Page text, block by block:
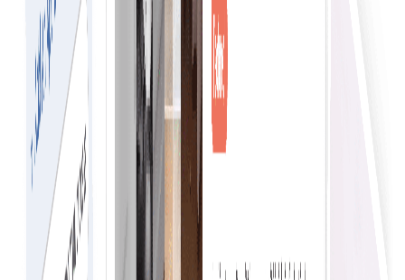
ای کامرس تلاش اور فلٹر کے لیے ہموار تجربہ